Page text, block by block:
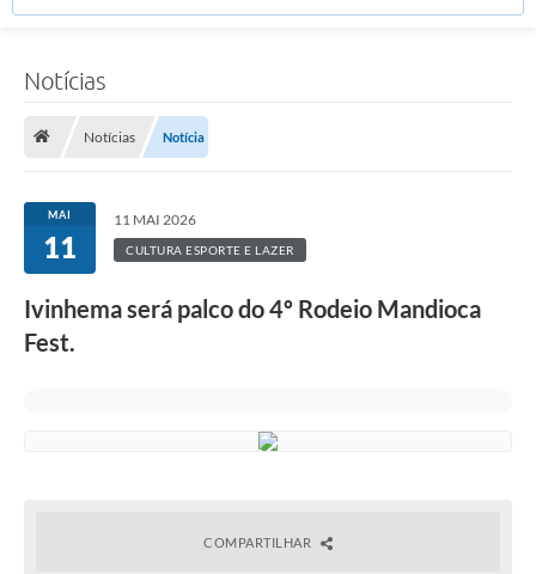
Notícias
Notícias Notícia
MAI
11
11 MAI 2026
CULTURA ESPORTE E LAZER
Ivinhema será palco do 4º Rodeio Mandioca
Fest.
COMPARTILHAR